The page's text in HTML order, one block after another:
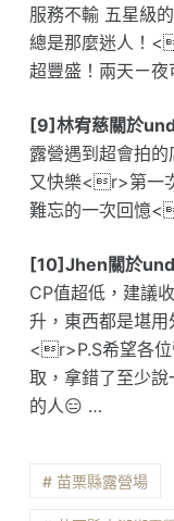
服務不輸 五星級
總是那麼迷人！
超豐盛！兩天ㄧ
[9]林宥慈關於
露營遇到超會拍
又快樂<r>第一
難忘的一次回憶
[10]Jhen關於
CP值超低，建議
升，東西都是堪用
<r>P.S希望各位
取，拿錯了至少
的人😑 …
# 苗栗縣露營場